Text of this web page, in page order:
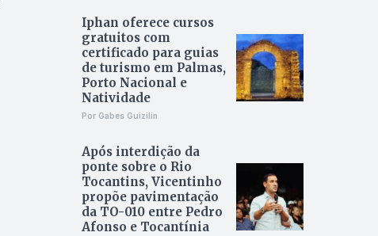
Iphan oferece cursos
gratuitos com
certificado para guias
de turismo em Palmas,
Porto Nacional e
Natividade
Por Gabes Guizilin
Após interdição da
ponte sobre o Rio
Tocantins, Vicentinho
propõe pavimentação
da TO-010 entre Pedro
Afonso e Tocantínia